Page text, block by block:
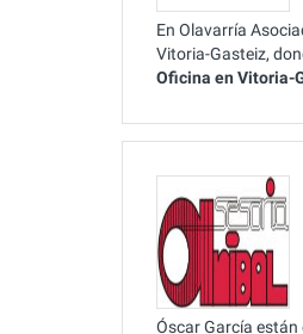
En Olavarría
Vitoria-Gasteiz,
Oficina en Vitoria-
Óscar García